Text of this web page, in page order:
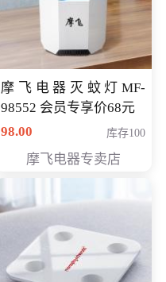
摩飞电器灭蚊灯MF-
98552 会员专享价68元
98.00
库存100
摩飞电器专卖店